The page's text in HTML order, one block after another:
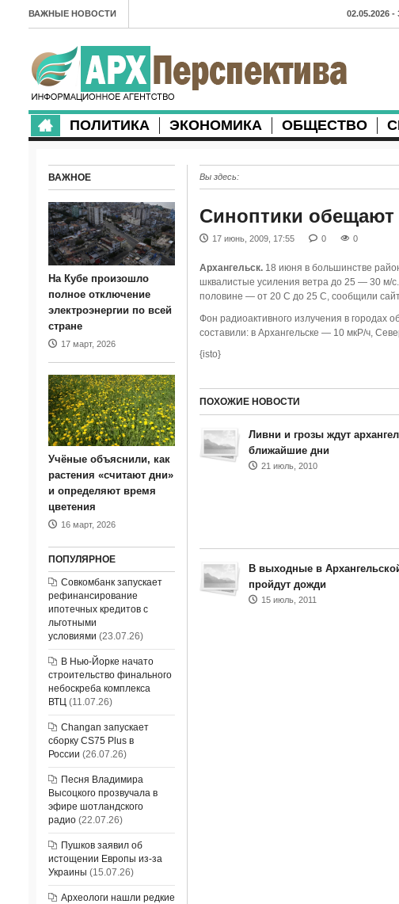
ВАЖНЫЕ НОВОСТИ 02.05.2026
27.04.2026 -
23.04.2026
21.04.2026
20.04.2026
матчи и
18.04.2026
ПОЛИТИКА ЭКОНОМИКА ОБЩЕСТВО
Вы здесь:
Синоптики
17 июнь, 2009, 17:55 0 0
Архангельск.18 июня в большинстве
шквалистые усиления ветра до 25 — 30
половине — от 20 С до 25 С, сообщили
Фон радиоактивного излучения в городах
составили: в Архангельске — 10 мкР/ч,
{isto}
ПОХОЖИЕ НОВОСТИ
Ливни и грозы ждут
ближайшие дни
21 июль, 2010
В выходные в
пройдут дожди
15 июль, 2011
ВАЖНОЕ
На Кубе произошло
полное отключение
электроэнергии по всей
стране
17 март, 2026
Учёные объяснили, как
растения «считают дни»
и определяют время
цветения
16 март, 2026
ПОПУЛЯРНОЕ
Совкомбанк запускает
рефинансирование
ипотечных кредитов с
льготными
условиями (23.07.26)
В Нью-Йорке начато
строительство финального
небоскреба комплекса
ВТЦ(11.07.26)
Changan запускает
сборку CS75 Plus в
России (26.07.26)
Песня Владимира
Высоцкого прозвучала в
эфире шотландского
радио(22.07.26)
Пушков заявил об
истощении Европы из-за
Украины (15.07.26)
Археологи нашли редкие